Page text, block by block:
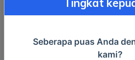
Berita
Seberapa puas Anda
kami?